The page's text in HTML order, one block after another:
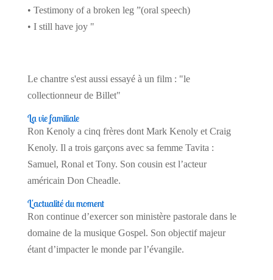
• Testimony of a broken leg ”(oral speech)
• I still have joy "
Le chantre s'est aussi essayé à un film : "le
collectionneur de Billet"
La vie familiale
Ron Kenoly a cinq frères dont Mark Kenoly et Craig
Kenoly. Il a trois garçons avec sa femme Tavita :
Samuel, Ronal et Tony. Son cousin est l’acteur
américain Don Cheadle.
L'actualité du moment
Ron continue d’exercer son ministère pastorale dans le
domaine de la musique Gospel. Son objectif majeur
étant d’impacter le monde par l’évangile.